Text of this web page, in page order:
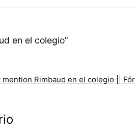
en el colegio”
Rimbaud en el colegio ||